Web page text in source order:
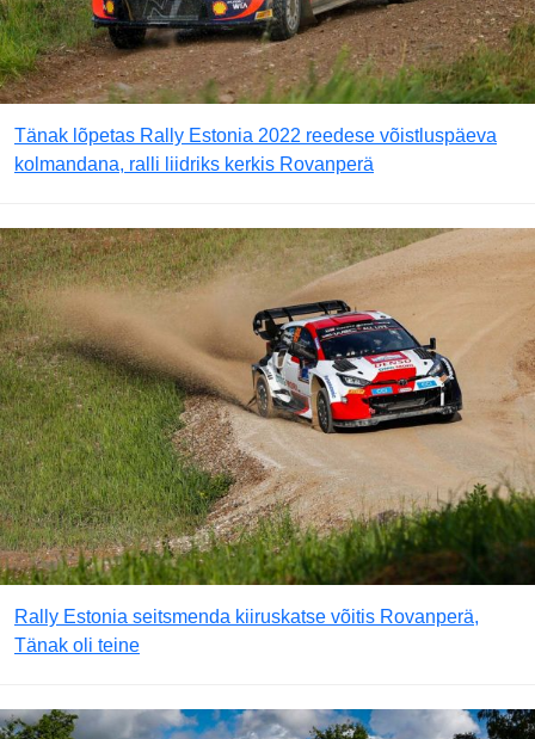
Tänak lõpetas Rally Estonia 2022 reedese võistluspäeva
kolmandana, ralli liidriks kerkis Rovanperä
Rally Estonia seitsmenda kiiruskatse võitis Rovanperä,
Tänak oli teine